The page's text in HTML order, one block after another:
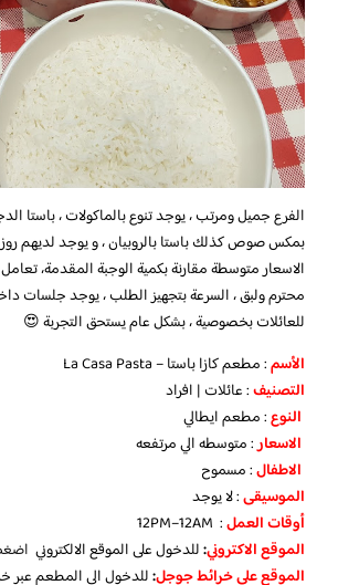
الفرع جميل ومرتب ، يوجد تنوع بالماكولات ، باستا
بمكس صوص كذلك باستا بالروبيان ، و يوجد لديهم
الاسعار متوسطة مقارنة بكمية الوجبة المقدمة،
محترم ولبق ، السرعة بتجهيز الطلب ، يوجد جلسات
للعائلات بخصوصية ، بشكل عام يستحق التجربة 😍
الأسم: مطعم كازا باستا – La Casa Pasta
التصنيف: عائلات | افراد
النوع: مطعم ايطالي
الاسعار: متوسطه الي مرتفعه
الاطفال: مسموح
الموسيقى: لا يوجد
أوقات العمل: 12PM–12AM
الموقع الاكتروني:للدخول على الموقع الالكتروني
الموقع على خرائط جوجل:للدخول الي المطعم عبر